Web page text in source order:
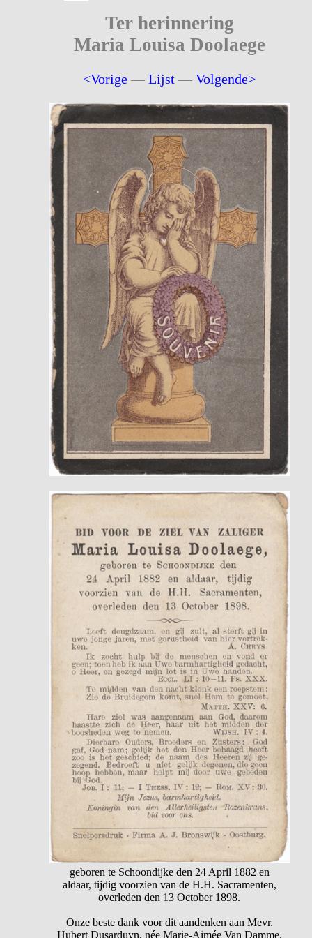
Ter herinnering
Maria Louisa Doolaege
<Vorige —Lijst —Volgende>
geboren te Schoondijke den 24 April 1882 en
aldaar, tijdig voorzien van de H.H. Sacramenten,
overleden den 13 October 1898.
Onze beste dank voor dit aandenken aan Mevr.
Hubert Dusarduyn, née Marie-Aimée Van Damme.